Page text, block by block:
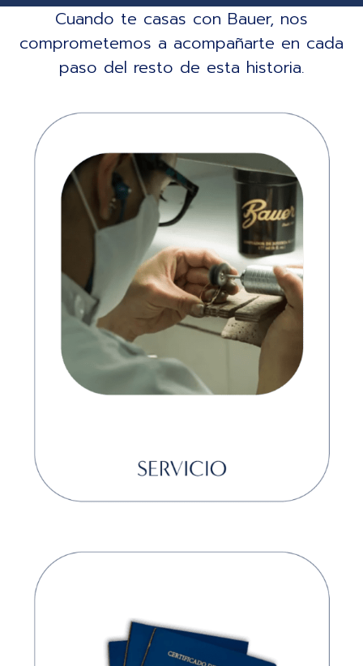
Cuando te casas con Bauer, nos
comprometemos a acompañarte en cada
paso del resto de esta historia.